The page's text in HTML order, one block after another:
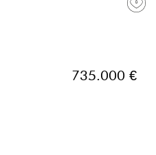
735.000 €